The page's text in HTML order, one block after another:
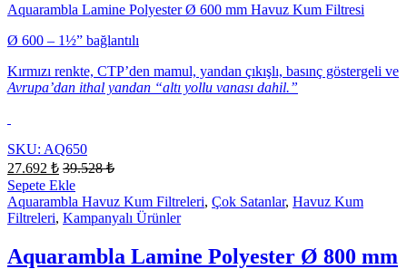
Aquarambla Lamine Polyester Ø 600 mm Havuz Kum Filtresi
Ø 600 – 1½” bağlantılı
Kırmızı renkte, CTP’den mamul, yandan çıkışlı, basınç göstergeli ve
Avrupa’dan ithal yandan “altı yollu vanası dahil.”
SKU: AQ650
27.692 ₺ 39.528₺
Sepete Ekle
Aquarambla Havuz Kum Filtreleri, Çok Satanlar, Havuz Kum
Filtreleri, Kampanyalı Ürünler
Aquarambla Lamine Polyester Ø 800 mm